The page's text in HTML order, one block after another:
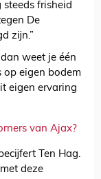
steeds frisheid
De
zijn.”
weet je één
op eigen bodem
eigen ervaring
van Ajax?
Ten Hag.
deze